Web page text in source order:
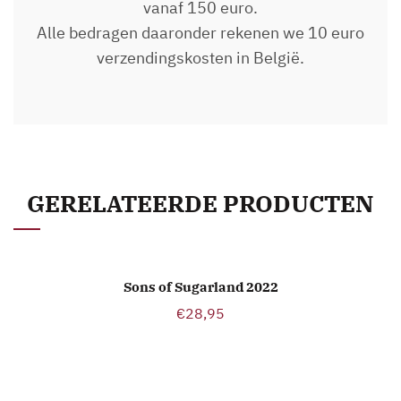
vanaf 150 euro.
Alle bedragen daaronder rekenen we 10 euro
verzendingskosten in België.
GERELATEERDE PRODUCTEN
TOEVOEGEN AAN WINKELWAGEN
Sons of Sugarland 2022
€28,95